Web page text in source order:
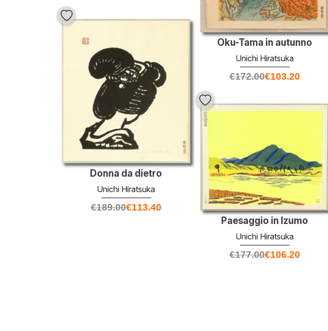
Oku-Tama in autunno
Unichi Hiratsuka
€172.00€103.20
Donna da dietro
Unichi Hiratsuka
€189.00€113.40
Paesaggio in Izumo
Unichi Hiratsuka
€177.00€106.20